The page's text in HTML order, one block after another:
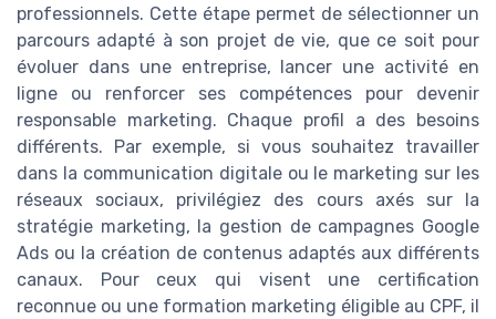
professionnels. Cette étape permet de sélectionner un
parcours adapté à son projet de vie, que ce soit pour
évoluer dans une entreprise, lancer une activité en
ligne ou renforcer ses compétences pour devenir
responsable marketing. Chaque profil a des besoins
différents. Par exemple, si vous souhaitez travailler
dans la communication digitale ou le marketing sur les
réseaux sociaux, privilégiez des cours axés sur la
stratégie marketing, la gestion de campagnes Google
Ads ou la création de contenus adaptés aux différents
canaux. Pour ceux qui visent une certification
reconnue ou une formation marketing éligible au CPF, il